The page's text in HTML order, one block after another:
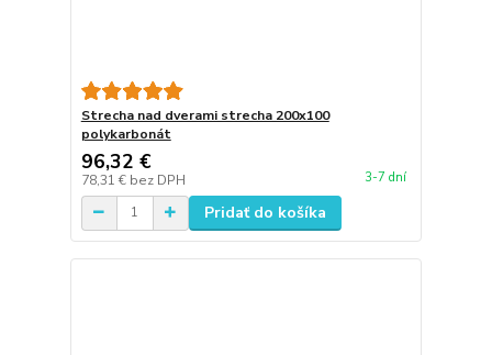
Strecha nad dverami strecha 200x100
polykarbonát
96,32 €
78,31 € bez DPH 3-7 dní
Pridať do košíka